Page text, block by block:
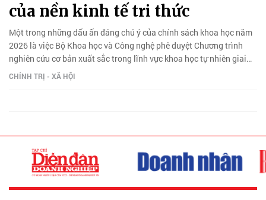
của nền kinh tế tri thức
Một trong những dấu ấn đáng chú ý của chính sách khoa học năm
2026 là việc Bộ Khoa học và Công nghệ phê duyệt Chương trình
nghiên cứu cơ bản xuất sắc trong lĩnh vực khoa học tự nhiên giai
đoạn 2026-2035 (PEBR).
CHÍNH TRỊ - XÃ HỘI